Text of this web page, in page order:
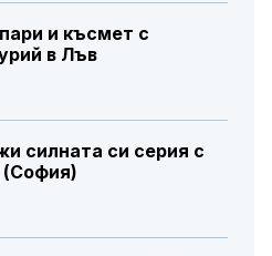
и късмет с
в Лъв
силната си серия с